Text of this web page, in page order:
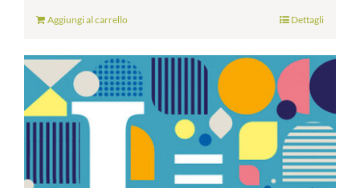
Aggiungi al carrello Dettagli